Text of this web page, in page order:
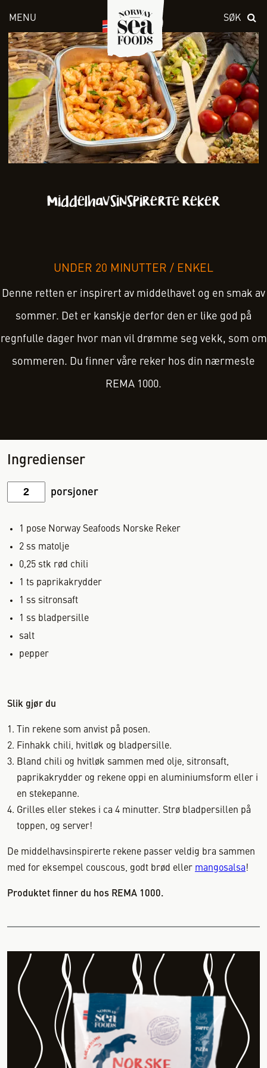
MENU SØK
Middelhavsinspirerte reker
UNDER 20 MINUTTER / ENKEL
Denne retten er inspirert av middelhavet og en smak av
sommer. Det er kanskje derfor den er like god på
regnfulle dager hvor man vil drømme seg vekk, som om
sommeren. Du finner våre reker hos din nærmeste
REMA 1000.
Ingredienser
porsjoner
1 pose Norway Seafoods Norske Reker
2 ss matolje
0,25 stk rød chili
1 ts paprikakrydder
1
ss sitronsaft
1
ss bladpersille
salt
pepper
Slik gjør du
Tin rekene som anvist på posen.
Finhakk chili, hvitløk og bladpersille.
Bland chili og hvitløk sammen med olje, sitronsaft,
paprikakrydder og rekene oppi en aluminiumsform eller i
en stekepanne.
Grilles eller stekes i ca 4 minutter. Strø bladpersillen på
toppen, og server!
De middelhavsinspirerte rekene passer veldig bra sammen
med for eksempel couscous, godt brød eller mangosalsa!
Produktet finner du hos REMA 1000.